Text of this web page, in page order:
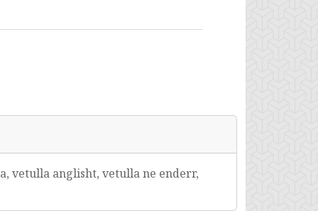
vetulla anglisht, vetulla ne enderr,